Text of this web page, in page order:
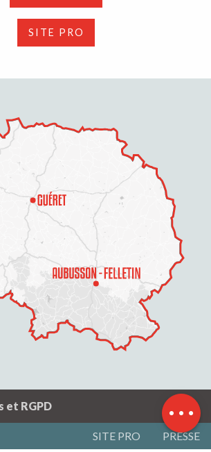
Description
Contacter par
email
SITE PRO
et RGPD
SITE PRO PRESSE